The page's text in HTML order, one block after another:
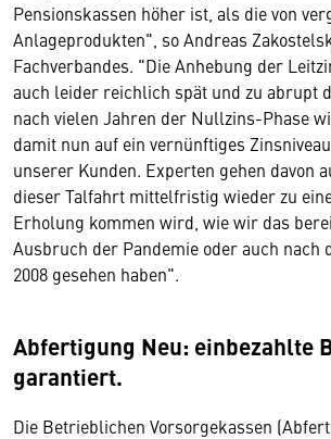
Pensionskassen höher ist, als die von
Anlageprodukten", so Andreas
Fachverbandes. "Die Anhebung der
auch leider reichlich spät und zu abrupt
nach vielen Jahren der Nullzins-Phase
damit nun auf ein vernünftiges
unserer Kunden. Experten gehen davon
dieser Talfahrt mittelfristig wieder zu
Erholung kommen wird, wie wir das
Ausbruch der Pandemie oder auch nach
2008 gesehen haben".
Abfertigung Neu: einbezahlte
garantiert.
Die Betrieblichen Vorsorgekassen